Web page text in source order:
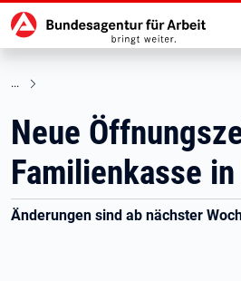
zu den Hauptinhalten springen
Hauptnavigation
Neue
Familienkasse
Änderungen sind ab nächster